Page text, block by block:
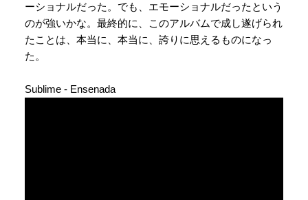
ーショナルだった。でも、エモーショナルだったという
のが強いかな。最終的に、このアルバムで成し遂げられ
たことは、本当に、本当に、誇りに思えるものになっ
た。
Sublime - Ensenada